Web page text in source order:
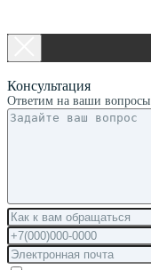
Консультация
Ответим на ваши вопросы